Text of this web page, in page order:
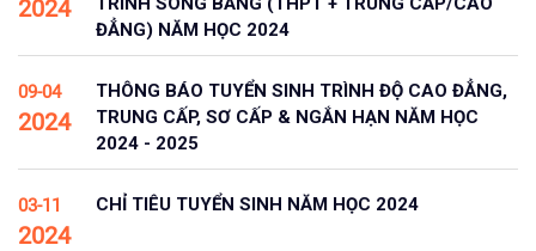
2024
ĐẲNG) NĂM HỌC 2024
09-04
2024
THÔNG BÁO TUYỂN SINH TRÌNH ĐỘ CAO ĐẲNG,
TRUNG CẤP, SƠ CẤP & NGẮN HẠN NĂM HỌC
2024 - 2025
03-11
2024
CHỈ TIÊU TUYỂN SINH NĂM HỌC 2024